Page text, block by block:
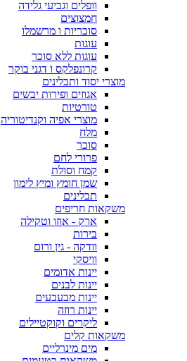
וופלים וגביעי גלידה
חמצוצים
סוכריות ו מרשמלו
עוגות
עוגות ללא סוכר
קרונפלקס ו דגני בוקר
מוצרי יסוד ותבלינים
אגוזים ופירות יבשים
טורטיות
מוצרי אפיה וקנדיטוריה
מלח
סוכר
פרורי לחם
קמח וסולת
שמן חומץ ומיץ לימון
תבלינים
משקאות חריפים
ארק - אוזו וטקילה
בירות
וודקה - גין ורום
וויסקי
יינות אדומים
יינות לבנים
יינות מבעבעים
יינות רוזה
ליקרים וקוקטיילים
משקאות קלים
מים מינרליים